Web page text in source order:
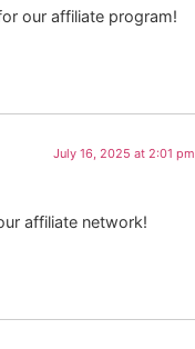
our affiliate program!
July 16, 2025 at 2:01 pm
affiliate network!